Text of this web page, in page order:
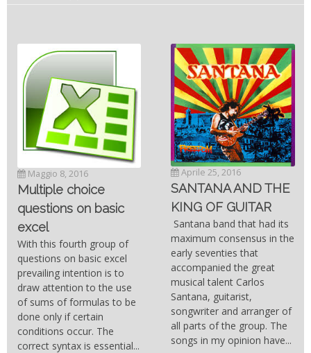
Maggio 8, 2016
Multiple choice
questions on basic
excel
With this fourth group of
questions on basic excel
prevailing intention is to
draw attention to the use
of sums of formulas to be
done only if certain
conditions occur. The
correct syntax is essential...
Aprile 25, 2016
SANTANA AND THE
KING OF GUITAR
Santana band that had its
maximum consensus in the
early seventies that
accompanied the great
musical talent Carlos
Santana, guitarist,
songwriter and arranger of
all parts of the group. The
songs in my opinion have...